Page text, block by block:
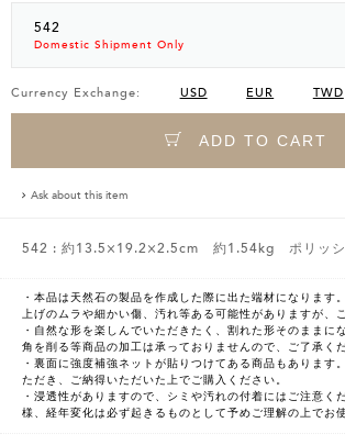
542
Domestic Shipment Only
Currency Exchange: USD EUR TWD
ADD TO CART
Ask about this item
542 : 約13.5×19.2×2.5cm 約1.54kg ポリッシ
・本品は天然石の製品を作成した際に出た端材になります
上げのムラや細かい傷、汚れ等ある可能性がありますが、
・自然な形を楽しんでいただきたく、割れた形そのままに
角を削る等商品の加工は承っておりませんので、ご了承くだ
・裏面に強度補強ネットが貼りつけてある商品もあります
ただき、ご納得いただいた上でご購入ください。
・浸透性がありますので、シミや汚れの付着にはご注意く
様、経年変化は必ず起きるものとして予めご理解の上でお